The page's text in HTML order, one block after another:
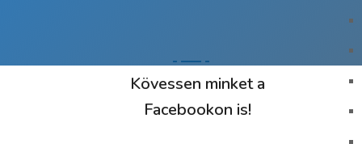
Kövessen minket a
Facebookon is!